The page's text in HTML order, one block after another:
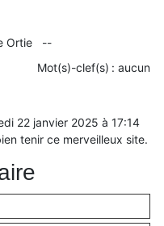
Ortie --
Mot(s)-clef(s) : aucun
22 janvier 2025 à 17:14
tenir ce merveilleux site.